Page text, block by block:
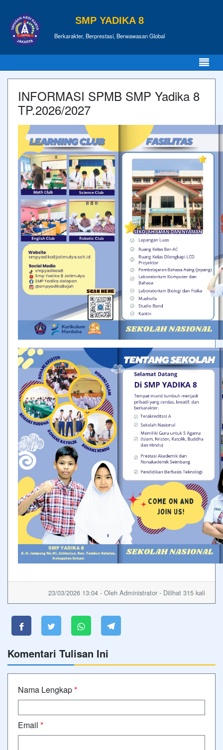
SMP YADIKA 8
Berkarakter, Berprestasi, Berwawasan Global
INFORMASI SPMB SMP Yadika 8
TP.2026/2027
23/03/2026 13:04 - Oleh Administrator - Dilihat 315 kali
Komentari Tulisan Ini
Nama Lengkap*
Email *